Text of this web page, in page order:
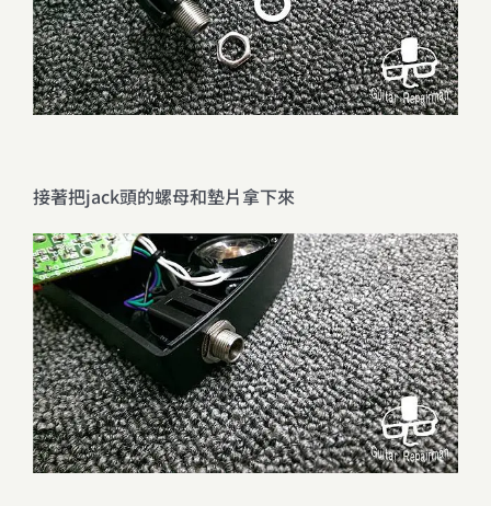
接著把jack頭的螺母和墊片拿下來